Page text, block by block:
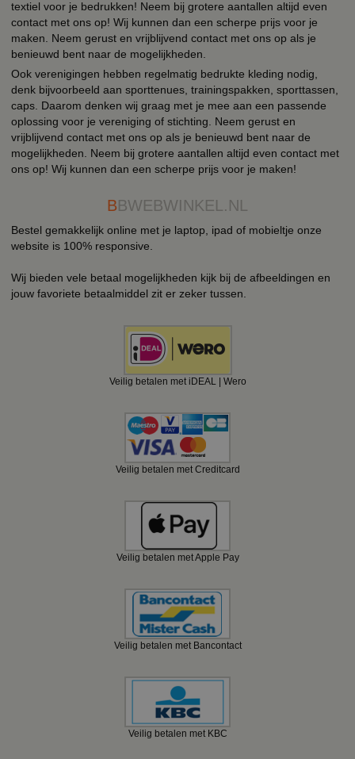
textiel voor je bedrukken! Neem bij grotere aantallen altijd even
contact met ons op! Wij kunnen dan een scherpe prijs voor je
maken. Neem gerust en vrijblijvend contact met ons op als je
benieuwd bent naar de mogelijkheden.
Ook verenigingen hebben regelmatig bedrukte kleding nodig,
denk bijvoorbeeld aan sporttenues, trainingspakken, sporttassen,
caps. Daarom denken wij graag met je mee aan een passende
oplossing voor je vereniging of stichting. Neem gerust en
vrijblijvend contact met ons op als je benieuwd bent naar de
mogelijkheden. Neem bij grotere aantallen altijd even contact met
ons op! Wij kunnen dan een scherpe prijs voor je maken!
BBWEBWINKEL.NL
Bestel gemakkelijk online met je laptop, ipad of mobieltje onze
website is 100% responsive.
Wij bieden vele betaal mogelijkheden kijk bij de afbeeldingen en
jouw favoriete betaalmiddel zit er zeker tussen.
Veilig betalen met iDEAL | Wero
Veilig betalen met Creditcard
Veilig betalen met Apple Pay
Veilig betalen met Bancontact
Veilig betalen met KBC